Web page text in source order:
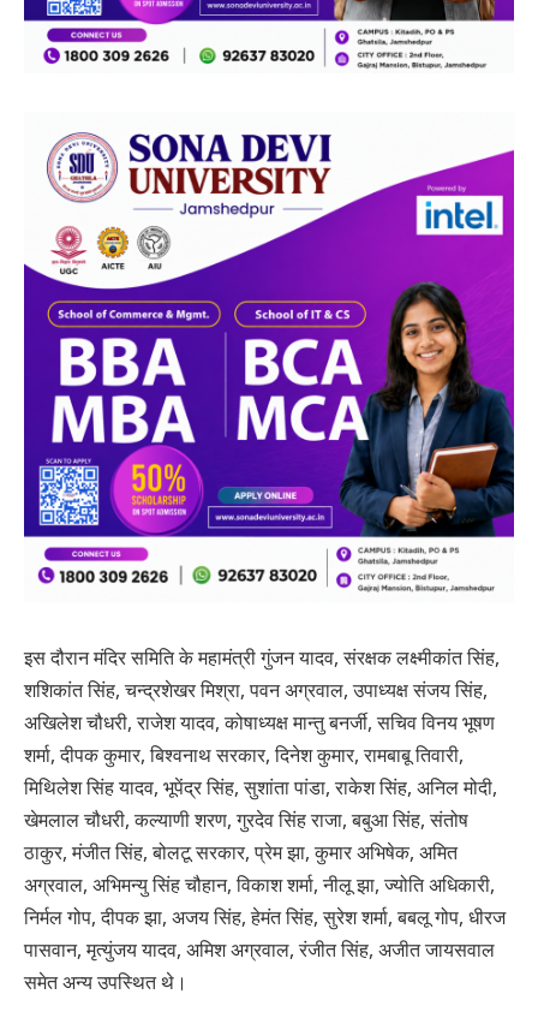
इस दौरान मंदिर समिति के महामंत्री गुंजन यादव, संरक्षक लक्ष्मीकांत सिंह,
शशिकांत सिंह, चन्द्रशेखर मिश्रा, पवन अग्रवाल, उपाध्यक्ष संजय सिंह,
अखिलेश चौधरी, राजेश यादव, कोषाध्यक्ष मान्तु बनर्जी, सचिव विनय भूषण
शर्मा, दीपक कुमार, बिश्वनाथ सरकार, दिनेश कुमार, रामबाबू तिवारी,
मिथिलेश सिंह यादव, भूपेंद्र सिंह, सुशांता पांडा, राकेश सिंह, अनिल मोदी,
खेमलाल चौधरी, कल्याणी शरण, गुरदेव सिंह राजा, बबुआ सिंह, संतोष
ठाकुर, मंजीत सिंह, बोलटू सरकार, प्रेम झा, कुमार अभिषेक, अमित
अग्रवाल, अभिमन्यु सिंह चौहान, विकाश शर्मा, नीलू झा, ज्योति अधिकारी,
निर्मल गोप, दीपक झा, अजय सिंह, हेमंत सिंह, सुरेश शर्मा, बबलू गोप, धीरज
पासवान, मृत्युंजय यादव, अमिश अग्रवाल, रंजीत सिंह, अजीत जायसवाल
समेत अन्य उपस्थित थे।